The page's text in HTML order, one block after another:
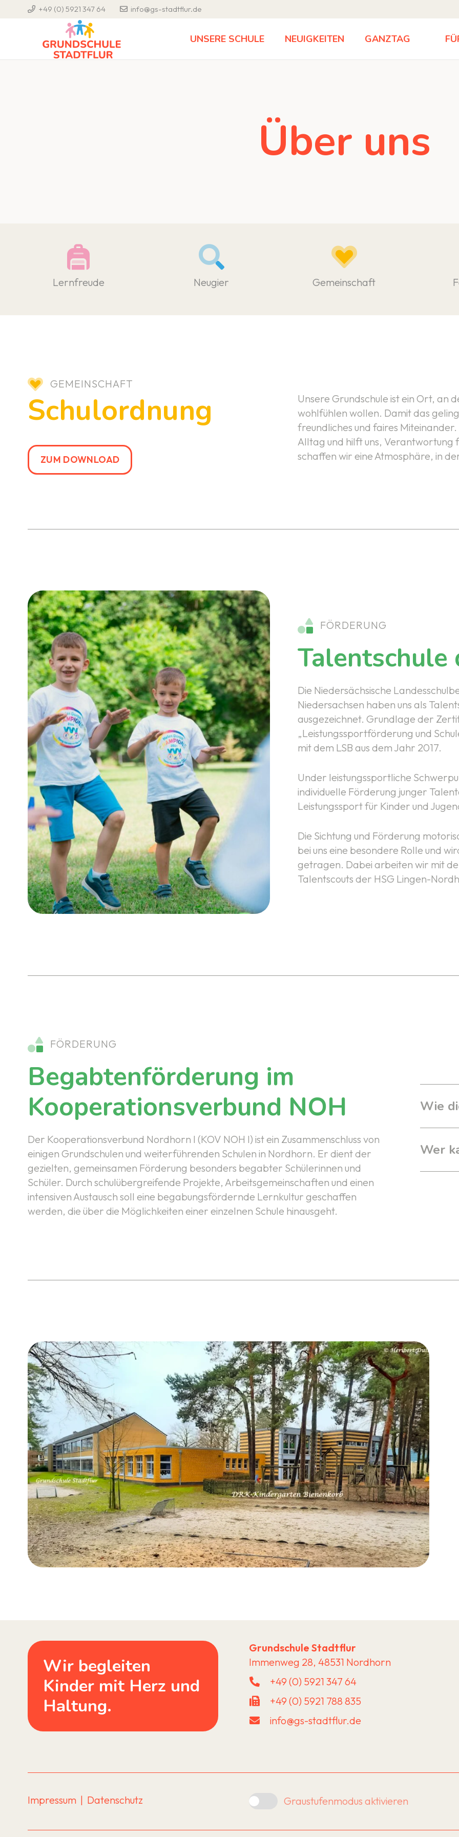
+49 (0) 5921 347 64 info@gs-stadtflur.de
UNSERE SCHULE NEUIGKEITEN GANZTAG
Über uns
Lernfreude Neugier Gemeinschaft
GEMEINSCHAFT
Schulordnung
ZUM DOWNLOAD
Unsere Grundschule ist ein Ort, an
wohlfühlen wollen. Damit das
freundliches und faires
Alltag und hilft uns, Verantwortung
schaffen wir eine Atmosphäre, in
FÖRDERUNG
Talentschule
Die Niedersächsische
Niedersachsen haben uns als
ausgezeichnet. Grundlage der
„Leistungssportförderung und
mit dem LSB aus dem Jahr 2017.
Under leistungssportliche
individuelle Förderung junger
Leistungssport für Kinder und
Die Sichtung und Förderung
bei uns eine besondere Rolle und
getragen. Dabei arbeiten wir mit
Talentscouts der HSG Lingen-
FÖRDERUNG
Begabtenförderung im
Kooperationsverbund NOH
Der Kooperationsverbund Nordhorn I (KOV NOH I) ist ein Zusammenschluss von
einigen Grundschulen und weiterführenden Schulen in Nordhorn. Er dient der
gezielten, gemeinsamen Förderung besonders begabter Schülerinnen und
Schüler. Durch schulübergreifende Projekte, Arbeitsgemeinschaften und einen
intensiven Austausch soll eine begabungsfördernde Lernkultur geschaffen
werden, die über die Möglichkeiten einer einzelnen Schule hinausgeht.
Wie
Wer
Wir begleiten
Kinder mit Herz und
Haltung.
Grundschule Stadtflur
Immenweg 28, 48531 Nordhorn
+49 (0) 5921 347 64
+49 (0) 5921 788 835
info@gs-stadtflur.de
Impressum | Datenschutz Graustufenmodus aktivieren